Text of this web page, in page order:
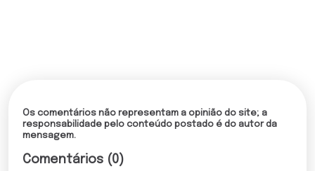
Os comentários não representam a opinião do site; a
responsabilidade pelo conteúdo postado é do autor da
mensagem.
Comentários (0)